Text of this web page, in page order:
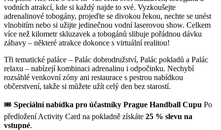
vodních atrakcí, kde si každý najde to své. Vyzkoušejte
adrenalinové tobogány, projeďte se divokou řekou, nechte se unést
vlnobitím nebo si užijte jedinečnou vodní laserovou show. Celkem
více než kilometr skluzavek a tobogánů slibuje pořádnou dávku
zábavy – některé atrakce dokonce s virtuální realitou!
Tři tematické paláce – Palác dobrodružství, Palác pokladů a Palác
relaxu – nabízejí kombinaci adrenalinu i odpočinku. Nechybí
rozsáhlé venkovní zóny ani restaurace s pestrou nabídkou
občerstvení, takže si můžete užít celý den bez starostí.
🎟 Speciální nabídka pro účastníky Prague Handball Cupu Po
předložení Activity Card na pokladně získáte 25 % slevu na
vstupné.